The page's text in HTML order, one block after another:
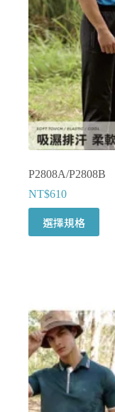
產
品
頁
面
選
擇
選
項
P2808A/P2808B
NT$610
選擇規格
產
款
式。
可
在
產
品